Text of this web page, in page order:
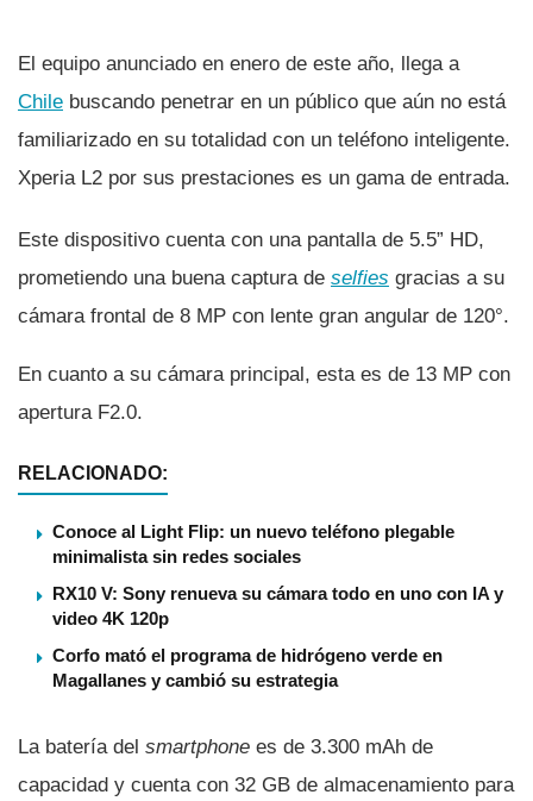
El equipo anunciado en enero de este año, llega a
Chile buscando penetrar en un público que aún no está
familiarizado en su totalidad con un teléfono inteligente.
Xperia L2 por sus prestaciones es un gama de entrada.
Este dispositivo cuenta con una pantalla de 5.5” HD,
prometiendo una buena captura de selfies gracias a su
cámara frontal de 8 MP con lente gran angular de 120°.
En cuanto a su cámara principal, esta es de 13 MP con
apertura F2.0.
RELACIONADO:
Conoce al Light Flip: un nuevo teléfono plegable
minimalista sin redes sociales
RX10 V: Sony renueva su cámara todo en uno con IA y
video 4K 120p
Corfo mató el programa de hidrógeno verde en
Magallanes y cambió su estrategia
La baterí­a del smartphone es de 3.300 mAh de
capacidad y cuenta con 32 GB de almacenamiento para